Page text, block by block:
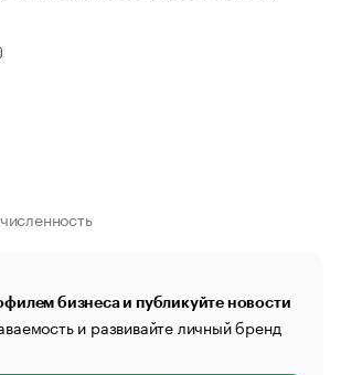
бизнеса и публикуйте новости
и развивайте личный бренд